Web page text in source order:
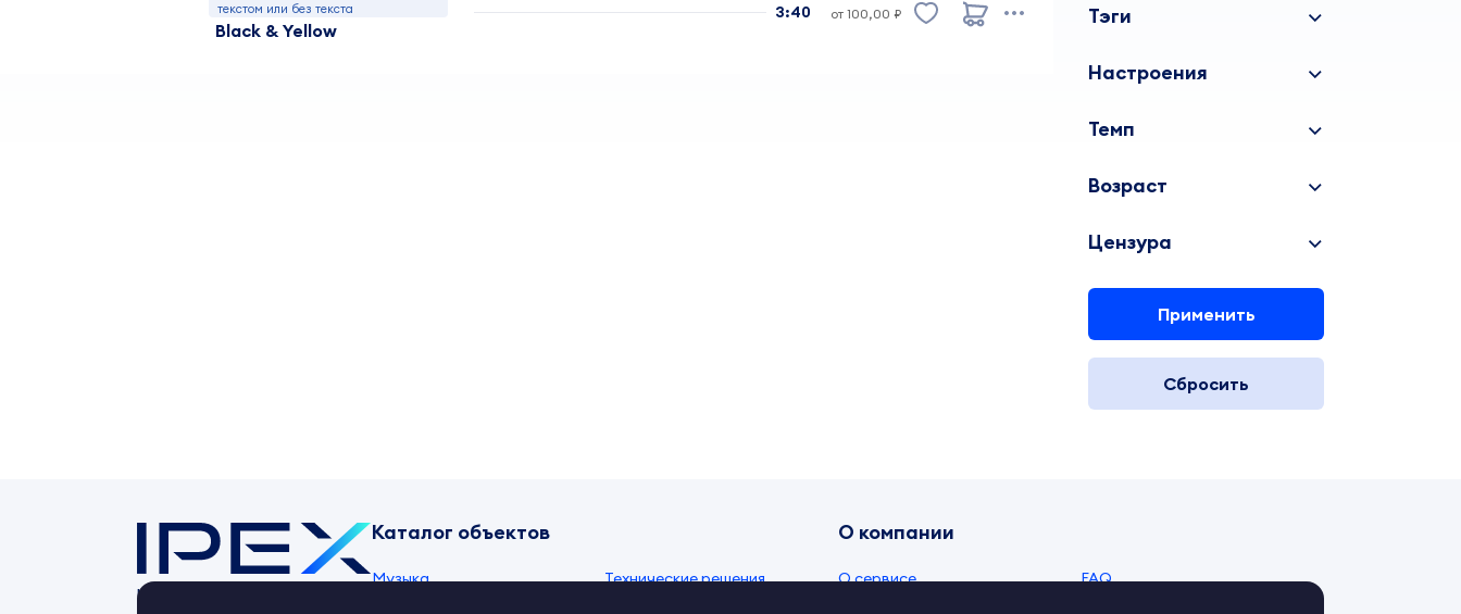
текстом или без текста
Black & Yellow
3:40 от 100,00 ₽ Тэги
Настроения
Темп
Возраст
Цензура
Применить
Сбросить
Контент-маркет
Каталог объектов
Музыка Технические решения
О компании
О сервисе FAQ